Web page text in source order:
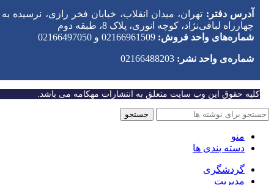
آدرس دفتر: تهران، میدان انقلاب، خیابان فخر رازی، نرسیده به
چهارراه لبافی‌نژاد، کوچه انوری، پلاک 8، طبقه دوم
شماره‌های واحد فروش: 02166961509 و 02166497050
شماره‌‌ی واحد نشر:
کلیه حقوق این وب سایت متعلق به انتشارات مهکامه می باشد.
جستجو
منو
دسته بندی ها
گردشگری
مدیریت